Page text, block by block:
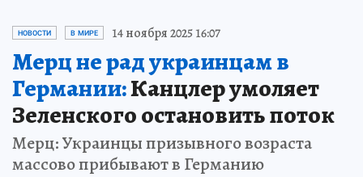
НОВОСТИ В МИРЕ 14 ноября 2025 16:07
Мерц не рад украинцам в
Германии:Канцлер умоляет
Зеленского остановить поток
Мерц: Украинцы призывного возраста
массово прибывают в Германию